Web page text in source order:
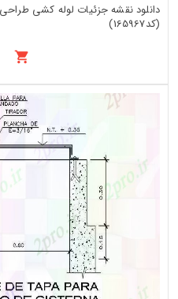
دانلود نقشه جزئیات لوله کشی
(کد165967)